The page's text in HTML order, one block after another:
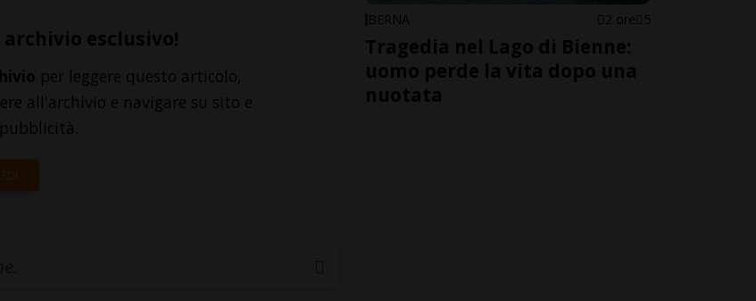
esclusivo!
per leggere questo articolo,
all'archivio e navigare su sito e
BERNA 2 ore 5
Tragedia nel Lago di Bienne:
uomo perde la vita dopo una
nuotata